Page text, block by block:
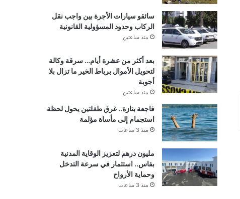
سائقو سيارات الأجرة بين واجب نقل
الركاب وحدود المسؤولية القانونية
منذ ساعتين
بعد أكثر من عشرة أيام… سرقة وكالة
لتحويل الأموال برباط الخير ما تزال بلا
أجوبة
منذ ساعتين
فاجعة بتازة.. غرق طفلتين يحول لحظة
استجمام إلى مأساة مؤلمة
منذ 3 ساعات
مليون درهم لتعزيز الوقاية المدنية
بفاس.. استثمار في سرعة التدخل
وحماية الأرواح
منذ 3 ساعات